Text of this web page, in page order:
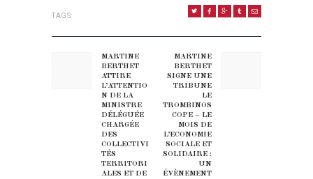
TAGS:
Previous post:
MARTINE
BERTHET
ATTIRE
L’ATTENTIO
N DE LA
MINISTRE
DÉLÉGUÉE
CHARGÉE
DES
COLLECTIVI
TÉS
TERRITORI
ALES ET DE
Next post:
MARTINE
BERTHET
SIGNE UNE
TRIBUNE
LE
TROMBINOS
COPE – LE
MOIS DE
L’ECONOMIE
SOCIALE ET
SOLIDAIRE :
UN
ÉVÈNEMENT